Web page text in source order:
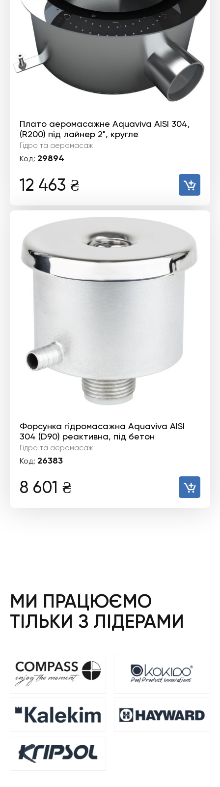
Плато аеромасажне Aquaviva AISI 304,
(R200) під лайнер 2", кругле
Гідро та аеромасаж
Код: 29894
12 463 ₴
Форсунка гідромасажна Aquaviva AISI
304 (D90) реактивна, під бетон
Гідро та аеромасаж
Код: 26383
8 601 ₴
МИ ПРАЦЮЄМО
ТІЛЬКИ З ЛІДЕРАМИ